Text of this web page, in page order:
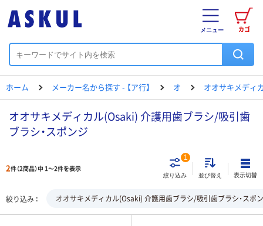
カゴ
メニュー
ホーム メーカー名から探す - 【ア行】 オ オオサキメディ
オオサキメディカル(Osaki) 介護用歯ブラシ/吸引歯
ブラシ・スポンジ
2件（2商品）中 1～2件を表示
絞り込み
1
並び替え 表示切替
絞り込み オオサキメディカル(Osaki) 介護用歯ブラシ/吸引歯ブラシ・スポ